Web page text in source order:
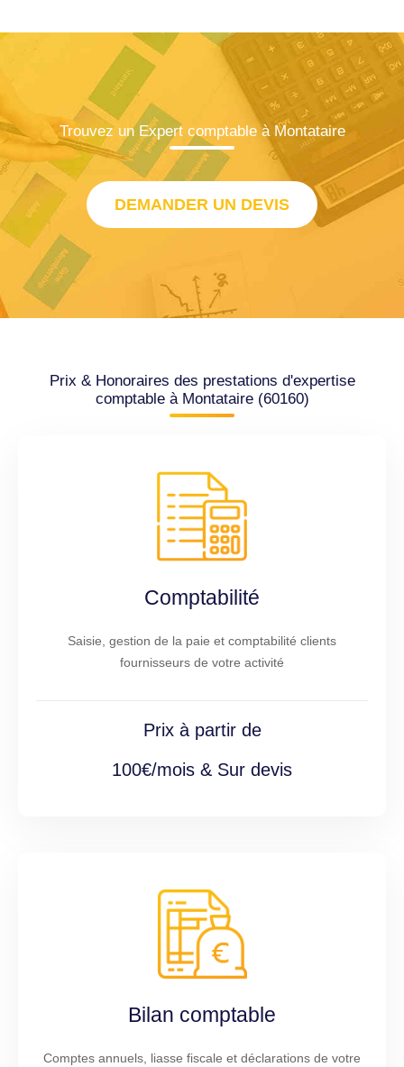
Trouvez un Expert comptable à Montataire
DEMANDER UN DEVIS
Prix & Honoraires des prestations d'expertise
comptable à Montataire (60160)
Comptabilité
Saisie, gestion de la paie et comptabilité clients
fournisseurs de votre activité
Prix à partir de
100€/mois & Sur devis
Bilan comptable
Comptes annuels, liasse fiscale et déclarations de votre